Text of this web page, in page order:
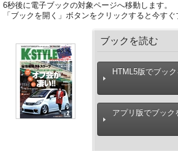
6秒後に電子ブックの対象ページへ移動します。
「ブックを開く」ボタンをクリックすると今すぐ
ブックを読む
HTML5版でブック
アプリ版でブック